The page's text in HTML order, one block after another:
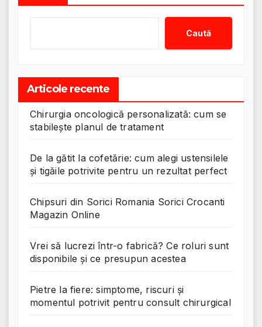
Caută
Articole recente
Chirurgia oncologică personalizată: cum se
stabilește planul de tratament
De la gătit la cofetărie: cum alegi ustensilele
și tigăile potrivite pentru un rezultat perfect
Chipsuri din Sorici Romania Sorici Crocanti
Magazin Online
Vrei să lucrezi într-o fabrică? Ce roluri sunt
disponibile și ce presupun acestea
Pietre la fiere: simptome, riscuri și
momentul potrivit pentru consult chirurgical